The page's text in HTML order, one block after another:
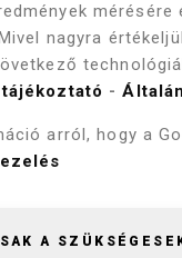
nagyra
-
arról, hogy a
A